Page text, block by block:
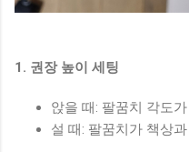
1. 권장 높이 세팅
앉을 때: 팔꿈치 각도
설 때: 팔꿈치가 책상